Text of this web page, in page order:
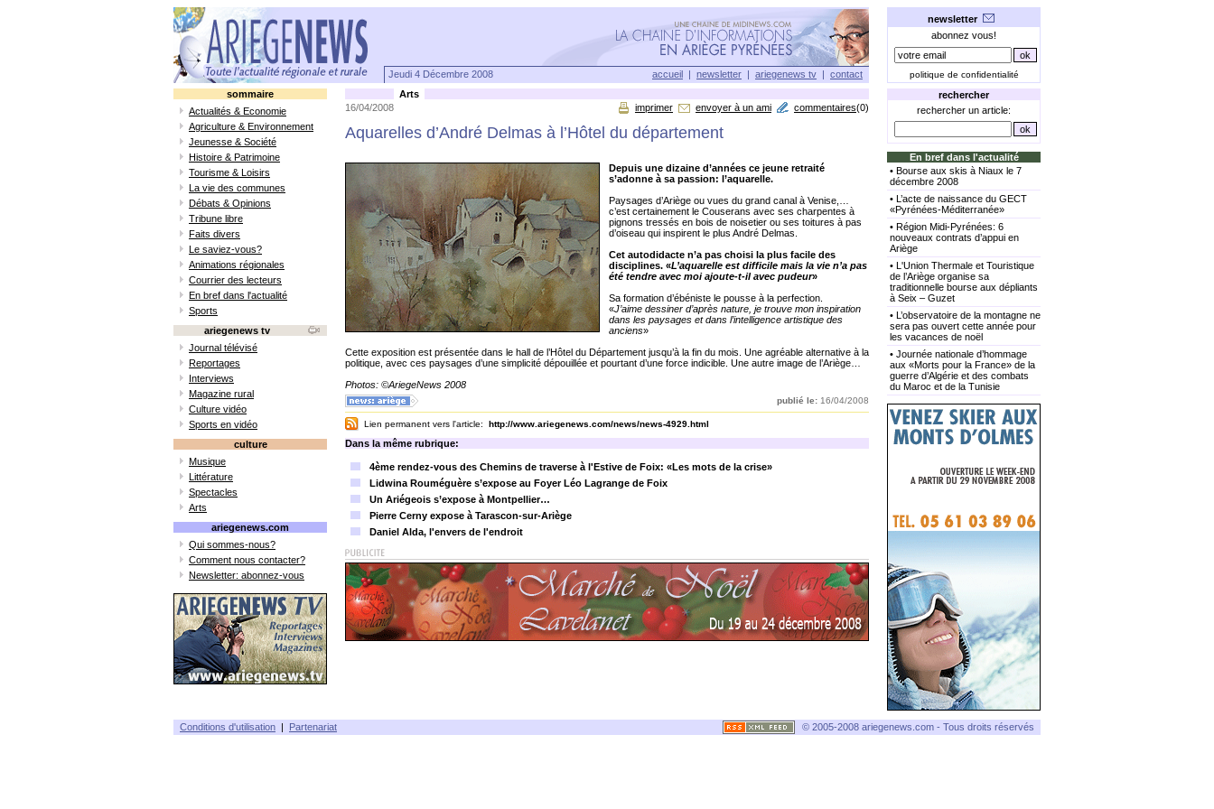
Jeudi 4 Décembre 2008 accueil | newsletter | ariegenews tv | contact
newsletter
abonnez vous!
politique de confidentialité
sommaire
Actualités & Economie
Agriculture & Environnement
Jeunesse & Société
Histoire & Patrimoine
Tourisme & Loisirs
La vie des communes
Débats & Opinions
Tribune libre
Faits divers
Le saviez-vous?
Animations régionales
Courrier des lecteurs
En bref dans l'actualité
Sports
ariegenews tv
Journal télévisé
Reportages
Interviews
Magazine rural
Culture vidéo
Sports en vidéo
culture
Musique
Littérature
Spectacles
Arts
ariegenews.com
Qui sommes-nous?
Comment nous contacter?
Newsletter: abonnez-vous
Arts
16/04/2008
imprimer envoyer à un ami commentaires(0)
Aquarelles d’André Delmas à l’Hôtel du département
Depuis une dizaine d’années ce jeune retraité
s’adonne à sa passion: l’aquarelle.
Paysages d’Ariège ou vues du grand canal à Venise,…
c’est certainement le Couserans avec ses charpentes à
pignons tressés en bois de noisetier ou ses toitures à pas
d’oiseau qui inspirent le plus André Delmas.
Cet autodidacte n’a pas choisi la plus facile des
disciplines. «L’aquarelle est difficile mais la vie n’a pas
été tendre avec moi ajoute-t-il avec pudeur»
Sa formation d’ébéniste le pousse à la perfection.
«J’aime dessiner d’après nature, je trouve mon inspiration
dans les paysages et dans l’intelligence artistique des
anciens»
Cette exposition est présentée dans le hall de l’Hôtel du Département jusqu’à la fin du mois. Une agréable alternative à la
politique, avec ces paysages d’une simplicité dépouillée et pourtant d’une force indicible. Une autre image de l’Ariège…
Photos: ©AriegeNews 2008
publié le: 16/04/2008
Lien permanent vers l'article: http://www.ariegenews.com/news/news-4929.html
Dans la même rubrique:
4ème rendez-vous des Chemins de traverse à l'Estive de Foix: «Les mots de la crise»
Lidwina Rouméguère s’expose au Foyer Léo Lagrange de Foix
Un Ariégeois s’expose à Montpellier…
Pierre Cerny expose à Tarascon-sur-Ariège
Daniel Alda, l'envers de l'endroit
rechercher
rechercher un article:
En bref dans l'actualité
• Bourse aux skis à Niaux le 7
décembre 2008
• L’acte de naissance du GECT
«Pyrénées-Méditerranée»
• Région Midi-Pyrénées: 6
nouveaux contrats d’appui en
Ariège
• L'Union Thermale et Touristique
de l’Ariège organise sa
traditionnelle bourse aux dépliants
à Seix – Guzet
• L’observatoire de la montagne ne
sera pas ouvert cette année pour
les vacances de noël
• Journée nationale d’hommage
aux «Morts pour la France» de la
guerre d’Algérie et des combats
du Maroc et de la Tunisie
Conditions d'utilisation | Partenariat © 2005-2008 ariegenews.com - Tous droits réservés